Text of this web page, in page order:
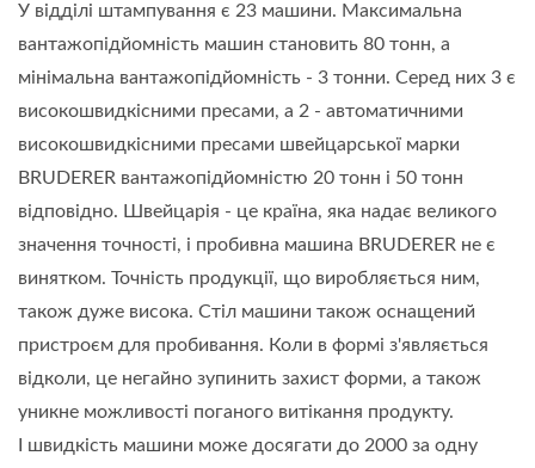
У відділі штампування є 23 машини. Максимальна
вантажопідйомність машин становить 80 тонн, а
мінімальна вантажопідйомність - 3 тонни. Серед них 3 є
високошвидкісними пресами, а 2 - автоматичними
високошвидкісними пресами швейцарської марки
BRUDERER вантажопідйомністю 20 тонн і 50 тонн
відповідно. Швейцарія - це країна, яка надає великого
значення точності, і пробивна машина BRUDERER не є
винятком. Точність продукції, що виробляється ним,
також дуже висока. Стіл машини також оснащений
пристроєм для пробивання. Коли в формі з'являється
відколи, це негайно зупинить захист форми, а також
уникне можливості поганого витікання продукту.
І швидкість машини може досягати до 2000 за одну